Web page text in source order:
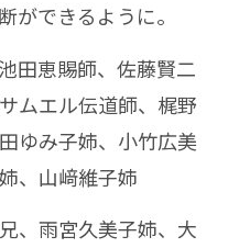
ができるように。
田恵賜師、佐藤賢二
ムエル伝道師、梶野
ゆみ子姉、小竹広美
、山﨑維子姉
、雨宮久美子姉、大